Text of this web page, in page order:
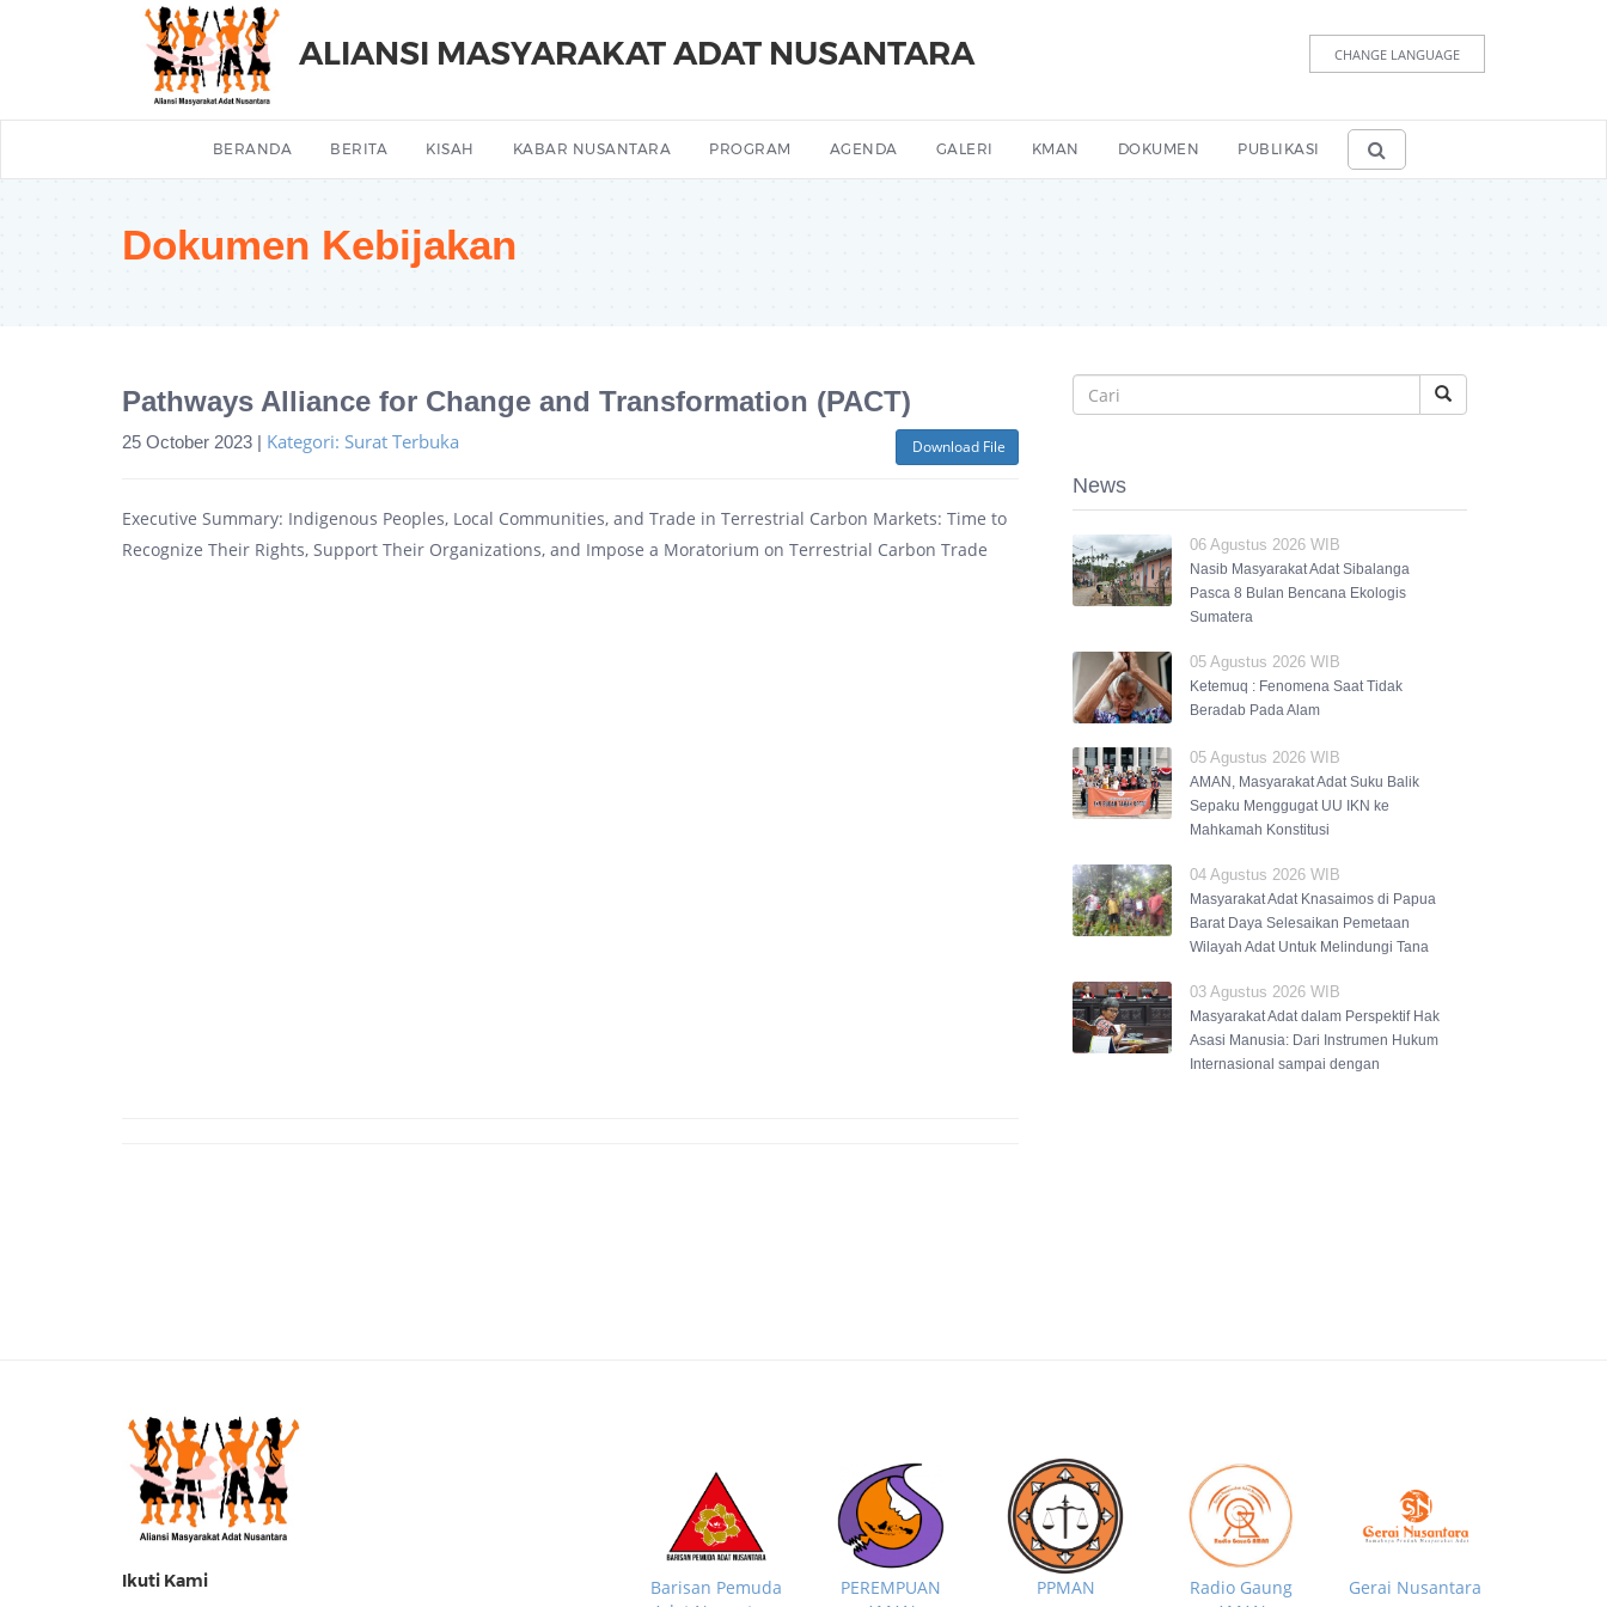
ALIANSI MASYARAKAT ADAT NUSANTARA CHANGE LANGUAGE
BERANDA BERITA KISAH KABAR NUSANTARA PROGRAM AGENDA GALERI KMAN DOKUMEN PUBLIKASI
Dokumen Kebijakan
Pathways Alliance for Change and Transformation (PACT)
Download File
25 October 2023 | Kategori: Surat Terbuka
Executive Summary: Indigenous Peoples, Local Communities, and Trade in Terrestrial Carbon Markets: Time to
Recognize Their Rights, Support Their Organizations, and Impose a Moratorium on Terrestrial Carbon Trade
News
06 Agustus 2026 WIB
Nasib Masyarakat Adat Sibalanga
Pasca 8 Bulan Bencana Ekologis
Sumatera
05 Agustus 2026 WIB
Ketemuq : Fenomena Saat Tidak
Beradab Pada Alam
05 Agustus 2026 WIB
AMAN, Masyarakat Adat Suku Balik
Sepaku Menggugat UU IKN ke
Mahkamah Konstitusi
04 Agustus 2026 WIB
Masyarakat Adat Knasaimos di Papua
Barat Daya Selesaikan Pemetaan
Wilayah Adat Untuk Melindungi Tana
03 Agustus 2026 WIB
Masyarakat Adat dalam Perspektif Hak
Asasi Manusia: Dari Instrumen Hukum
Internasional sampai dengan
Ikuti Kami
Barisan Pemuda
PEREMPUAN
PPMAN
Radio Gaung
Gerai Nusantara